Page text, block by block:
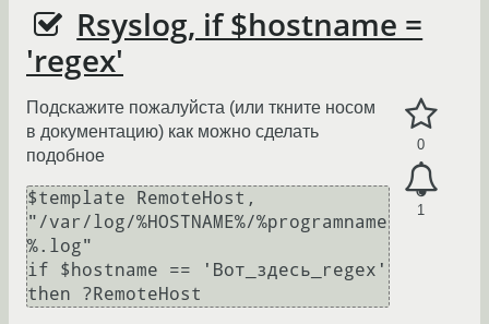
Rsyslog, if $hostname =
'regex'
0
1
Подскажите пожалуйста (или ткните носом
в документацию) как можно сделать
подобное
$template RemoteHost,
"/var/log/%HOSTNAME%/%programname
%.log"
if $hostname == 'Вот_здесь_regex'